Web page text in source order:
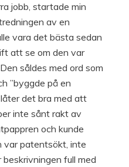
jobb, startade min
av en
vara det bästa sedan
att se om den var
såldes med ord som
”byggde på en
det bra med att
inte sånt rakt av
och kunde
patentsökt, inte
full med